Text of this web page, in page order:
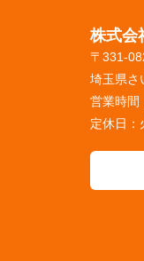
株式会
〒331-
埼玉県さ
営業時間
定休日：